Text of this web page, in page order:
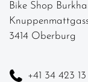
Bike Shop
3414 Oberburg
+41 34 423